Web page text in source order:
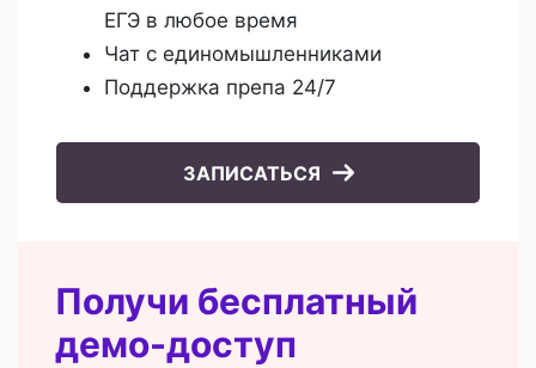
ЕГЭ в любое время
Чат с единомышленниками
Поддержка препа 24/7
ЗАПИСАТЬСЯ
Получи бесплатный
демо-доступ